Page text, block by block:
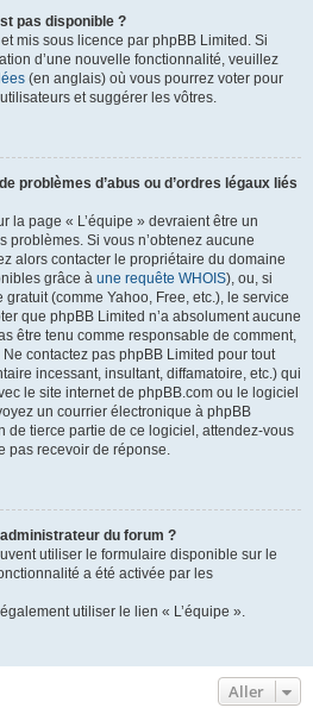
pas disponible ?
mis sous licence par phpBB Limited. Si
d’une nouvelle fonctionnalité, veuillez
(en anglais) où vous pourrez voter pour
et suggérer les vôtres.
problèmes d’abus ou d’ordres légaux liés
la page « L’équipe » devraient être un
problèmes. Si vous n’obtenez aucune
alors contacter le propriétaire du domaine
grâce à une requête WHOIS), ou, si
(comme Yahoo, Free, etc.), le service
que phpBB Limited n’a absolument aucune
être tenu comme responsable de comment,
contactez pas phpBB Limited pour tout
incessant, insultant, diffamatoire, etc.) qui
le site internet de phpBB.com ou le logiciel
un courrier électronique à phpBB
de tierce partie de ce logiciel, attendez-vous
pas recevoir de réponse.
du forum ?
utiliser le formulaire disponible sur le
a été activée par les
utiliser le lien « L’équipe ».
Aller